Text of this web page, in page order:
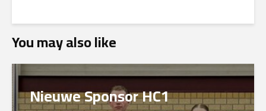
You may also like
Nieuwe Sponsor HC1